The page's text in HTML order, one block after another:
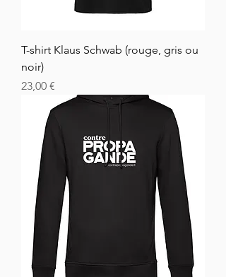
T-shirt Klaus Schwab (rouge, gris ou
noir)
Hinta
23,00 €